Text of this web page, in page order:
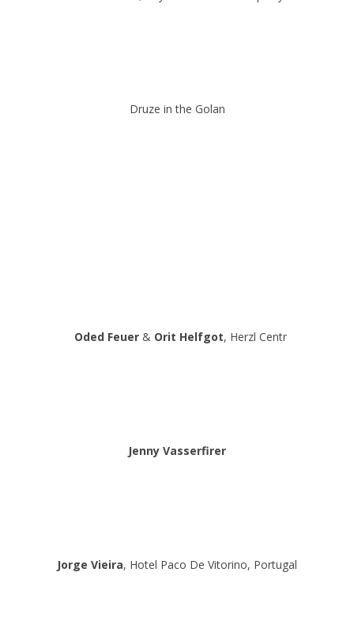
Druze in the Golan
Oded Feuer& Orit Helfgot, Herzl Centr
Jenny Vasserfirer
Jorge Vieira, Hotel Paco De Vitorino, Portugal